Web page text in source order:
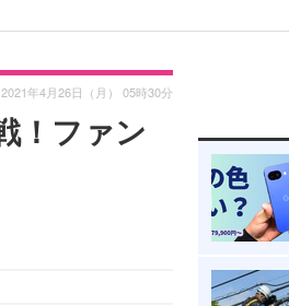
！ファン
2021年4月26日（月） 05時30分